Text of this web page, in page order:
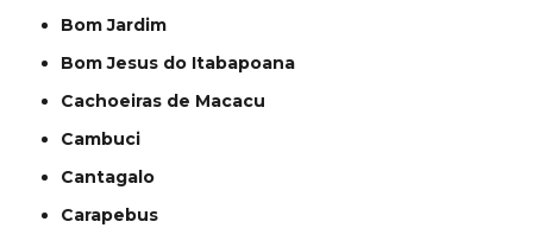
Bom Jardim
Bom Jesus do Itabapoana
Cachoeiras de Macacu
Cambuci
Cantagalo
Carapebus